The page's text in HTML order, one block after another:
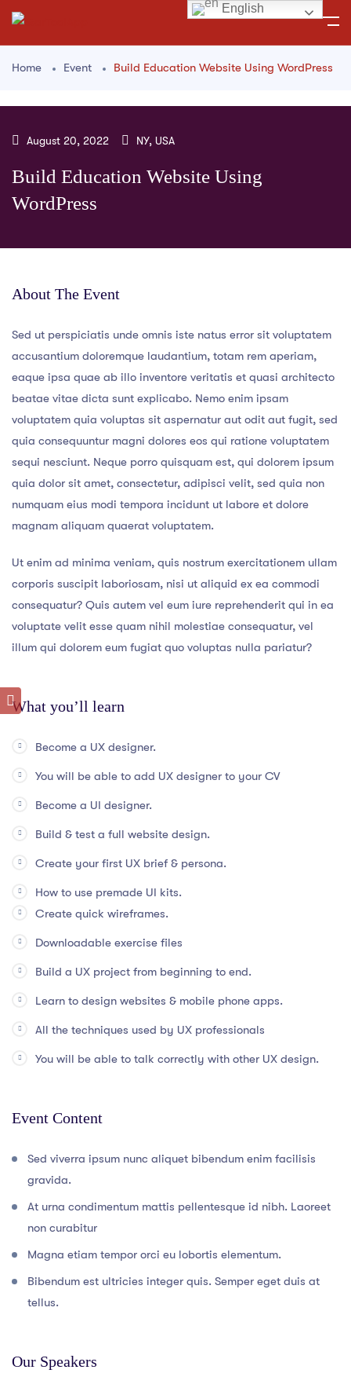
Home Event Build Education Website Using WordPress
August 20, 2022 NY, USA
Build Education Website Using
WordPress
About The Event
Sed ut perspiciatis unde omnis iste natus error sit voluptatem
accusantium doloremque laudantium, totam rem aperiam,
eaque ipsa quae ab illo inventore veritatis et quasi architecto
beatae vitae dicta sunt explicabo. Nemo enim ipsam
voluptatem quia voluptas sit aspernatur aut odit aut fugit, sed
quia consequuntur magni dolores eos qui ratione voluptatem
sequi nesciunt. Neque porro quisquam est, qui dolorem ipsum
quia dolor sit amet, consectetur, adipisci velit, sed quia non
numquam eius modi tempora incidunt ut labore et dolore
magnam aliquam quaerat voluptatem.
Ut enim ad minima veniam, quis nostrum exercitationem ullam
corporis suscipit laboriosam, nisi ut aliquid ex ea commodi
consequatur? Quis autem vel eum iure reprehenderit qui in ea
voluptate velit esse quam nihil molestiae consequatur, vel
illum qui dolorem eum fugiat quo voluptas nulla pariatur?
What you’ll learn
Become a UX designer.
You will be able to add UX designer to your CV
Become a UI designer.
Build & test a full website design.
Create your first UX brief & persona.
How to use premade UI kits.
Create quick wireframes.
Downloadable exercise files
Build a UX project from beginning to end.
Learn to design websites & mobile phone apps.
All the techniques used by UX professionals
You will be able to talk correctly with other UX design.
Event Content
Sed viverra ipsum nunc aliquet bibendum enim facilisis
gravida.
At urna condimentum mattis pellentesque id nibh. Laoreet
non curabitur
Magna etiam tempor orci eu lobortis elementum.
Bibendum est ultricies integer quis. Semper eget duis at
tellus.
Our Speakers
English